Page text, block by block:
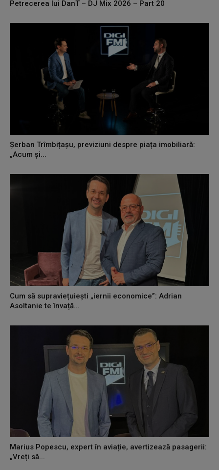
Petrecerea lui DanT – DJ Mix 2026 – Part 20
Șerban Trîmbițașu, previziuni despre piața imobiliară:
„Acum și...
Cum să supraviețuiești „iernii economice”: Adrian
Asoltanie te învață...
Marius Popescu, expert în aviație, avertizează pasagerii:
„Vreți să...